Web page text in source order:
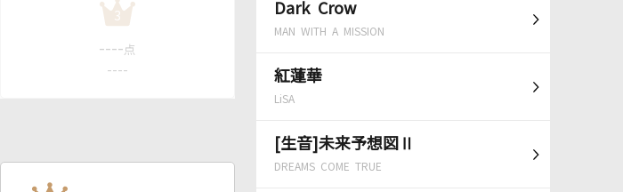
Dark Crow
MAN WITH A MISSION
紅蓮華
LiSA
[生音]未来予想図Ⅱ
DREAMS COME TRUE
3
---- 点
----